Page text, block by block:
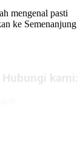
mengenal pasti
ke Semenanjung